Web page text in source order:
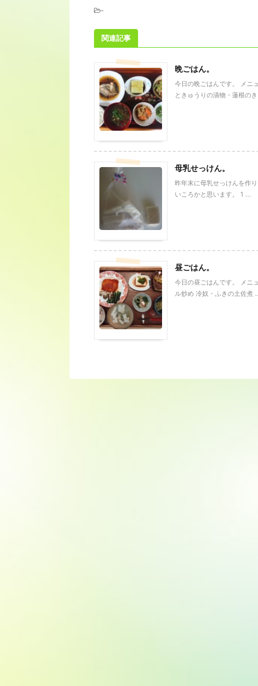
-
関連記事
晩ごはん。
今日の晩ごはんです。 メニ
ときゅうりの漬物・蓮根の
母乳せっけん。
昨年末に母乳せっけんを作
いころかと思います。 1 ...
昼ごはん。
今日の昼ごはんです。 メニ
ル炒め 冷奴・ふきの土佐煮